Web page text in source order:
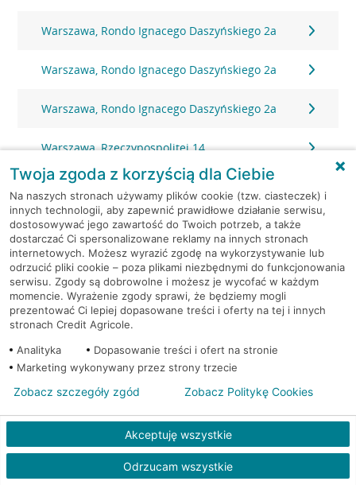
Warszawa, Rondo Ignacego Daszyńskiego 2a
Warszawa, Rondo Ignacego Daszyńskiego 2a
Warszawa, Rondo Ignacego Daszyńskiego 2a
Warszawa, Rzeczypospolitej 14
Warszawa, Sierpińskiego 1
Warszawa, Skarbka z Gór 116
Warszawa, Słomińskiego 7
Warszawa, Sokołowska 11
Warszawa, Solec 32/34
Warszawa, Stalowa 60/64
Warszawa, Stawki 6.
Twoja zgoda z korzyścią dla Ciebie
Na naszych stronach używamy plików cookie (tzw. ciasteczek) i
innych technologii, aby zapewnić prawidłowe działanie serwisu,
dostosowywać jego zawartość do Twoich potrzeb, a także
dostarczać Ci spersonalizowane reklamy na innych stronach
internetowych. Możesz wyrazić zgodę na wykorzystywanie lub
odrzucić pliki cookie – poza plikami niezbędnymi do funkcjonowania
serwisu. Zgody są dobrowolne i możesz je wycofać w każdym
momencie. Wyrażenie zgody sprawi, że będziemy mogli
prezentować Ci lepiej dopasowane treści i oferty na tej i innych
stronach Credit Agricole.
Analityka
Dopasowanie treści i ofert na stronie
Marketing wykonywany przez strony trzecie
Akceptuję wszystkie
Odrzucam wszystkie
Zobacz szczegóły zgód Zobacz Politykę Cookies